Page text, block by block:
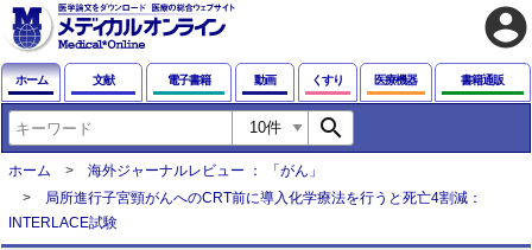
account_circle
ホーム 文献 電子書籍 動画 くすり 医療機器 書籍通販
search
ホーム
海外ジャーナルレビュー ： 「がん」
局所進行子宮頸がんへのCRT前に導入化学療法を行うと死亡4割減：
INTERLACE試験